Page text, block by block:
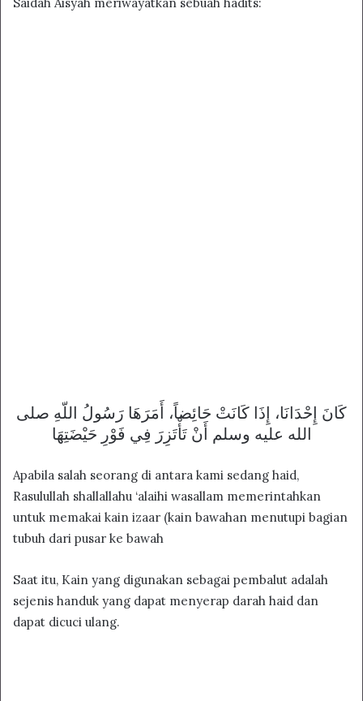
Saidah Aisyah meriwayatkan sebuah hadits:
كَانَ إِحْدَانَا، إِذَا كَانَتْ حَائِضاً، أَمَرَهَا رَسُولُ اللّهِ صلى
الله عليه وسلم أَنْ تَأْتَزِرَ فِي فَوْرِ حَيْضَتِهَا
Apabila salah seorang di antara kami sedang haid,
Rasulullah shallallahu ‘alaihi wasallam memerintahkan
untuk memakai kain izaar (kain bawahan menutupi bagian
tubuh dari pusar ke bawah
Saat itu, Kain yang digunakan sebagai pembalut adalah
sejenis handuk yang dapat menyerap darah haid dan
dapat dicuci ulang.